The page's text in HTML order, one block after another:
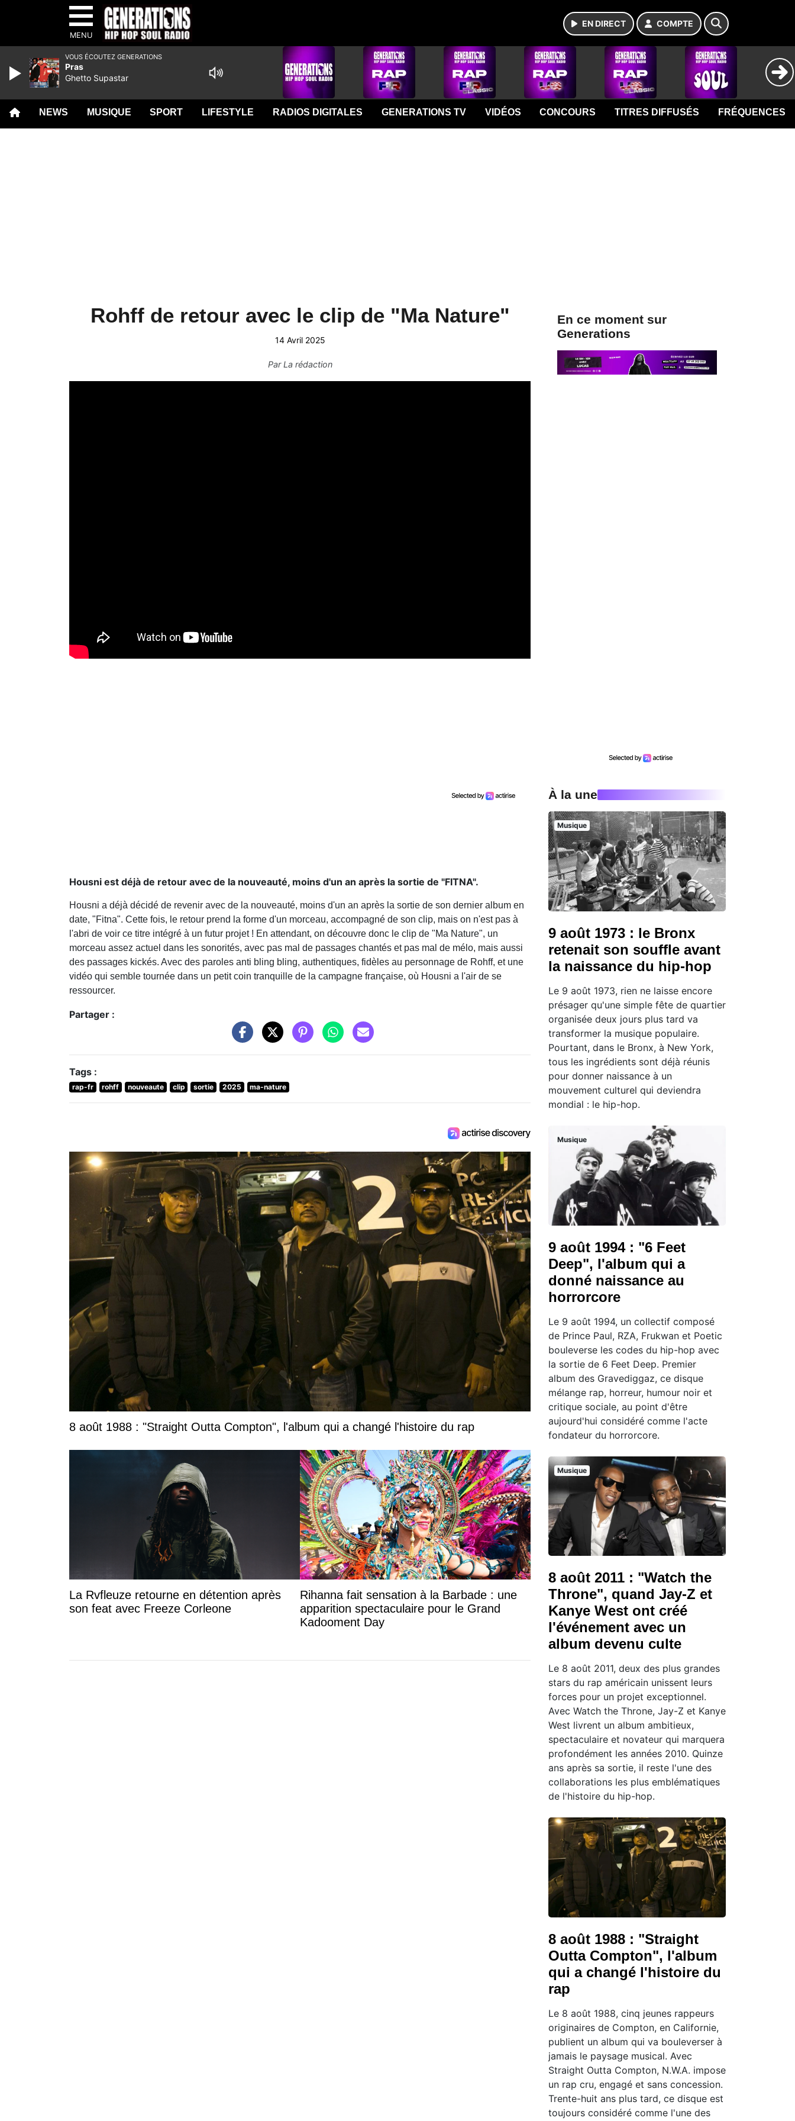
MENU
EN DIRECT COMPTE
NEWS MUSIQUE SPORT LIFESTYLE RADIOS DIGITALES GENERATIONS TV VIDÉOS CONCOURS TITRES DIFFUSÉS FRÉQUENCES
Rohff de retour avec le clip de "Ma Nature"
14 Avril 2025
ParLa rédaction
Housni est déjà de retour avec de la nouveauté, moins d'un an après la sortie de "FITNA".
Housni a déjà décidé de revenir avec de la nouveauté, moins d'un an après la sortie de son dernier album en
date, "Fitna". Cette fois, le retour prend la forme d'un morceau, accompagné de son clip, mais on n'est pas à
l'abri de voir ce titre intégré à un futur projet ! En attendant, on découvre donc le clip de "Ma Nature", un
morceau assez actuel dans les sonorités, avec pas mal de passages chantés et pas mal de mélo, mais aussi
des passages kickés. Avec des paroles anti bling bling, authentiques, fidèles au personnage de Rohff, et une
vidéo qui semble tournée dans un petit coin tranquille de la campagne française, où Housni a l'air de se
ressourcer.
Partager :
Tags :
rap-fr rohff nouveaute clip sortie 2025 ma-nature
8 août 1988 : "Straight Outta Compton", l'album qui a changé l'histoire du rap
La Rvfleuze retourne en détention après
son feat avec Freeze Corleone
Rihanna fait sensation à la Barbade : une
apparition spectaculaire pour le Grand
Kadooment Day
En ce moment sur
Generations
À la une
Musique
9 août 1973 : le Bronx
retenait son souffle avant
la naissance du hip-hop
Le 9 août 1973, rien ne laisse encore
présager qu'une simple fête de quartier
organisée deux jours plus tard va
transformer la musique populaire.
Pourtant, dans le Bronx, à New York,
tous les ingrédients sont déjà réunis
pour donner naissance à un
mouvement culturel qui deviendra
mondial : le hip-hop.
Musique
9 août 1994 : "6 Feet
Deep", l'album qui a
donné naissance au
horrorcore
Le 9 août 1994, un collectif composé
de Prince Paul, RZA, Frukwan et Poetic
bouleverse les codes du hip-hop avec
la sortie de 6 Feet Deep. Premier
album des Gravediggaz, ce disque
mélange rap, horreur, humour noir et
critique sociale, au point d'être
aujourd'hui considéré comme l'acte
fondateur du horrorcore.
Musique
8 août 2011 : "Watch the
Throne", quand Jay-Z et
Kanye West ont créé
l'événement avec un
album devenu culte
Le 8 août 2011, deux des plus grandes
stars du rap américain unissent leurs
forces pour un projet exceptionnel.
Avec Watch the Throne, Jay-Z et Kanye
West livrent un album ambitieux,
spectaculaire et novateur qui marquera
profondément les années 2010. Quinze
ans après sa sortie, il reste l'une des
collaborations les plus emblématiques
de l'histoire du hip-hop.
8 août 1988 : "Straight
Outta Compton", l'album
qui a changé l'histoire du
rap
Le 8 août 1988, cinq jeunes rappeurs
originaires de Compton, en Californie,
publient un album qui va bouleverser à
jamais le paysage musical. Avec
Straight Outta Compton, N.W.A. impose
un rap cru, engagé et sans concession.
Trente-huit ans plus tard, ce disque est
toujours considéré comme l'une des
VOUS ÉCOUTEZ GENERATIONS
Pras
Ghetto Supastar